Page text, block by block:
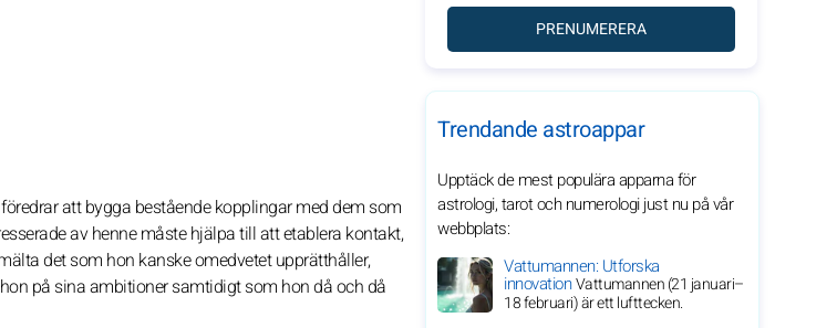
att bygga bestående kopplingar med dem som
av henne måste hjälpa till att etablera kontakt,
det som hon kanske omedvetet upprätthåller,
på sina ambitioner samtidigt som hon då och då
PRENUMERERA
Trendande astroappar
Upptäck de mest populära apparna för
astrologi, tarot och numerologi just nu på vår
webbplats:
Vattumannen: Utforska
innovationVattumannen (21 januari–
18 februari) är ett lufttecken.